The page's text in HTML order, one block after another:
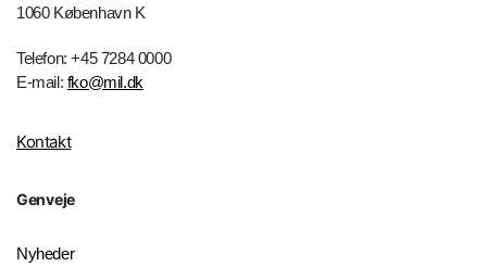
1060 København K
Telefon: +45 7284 0000
E-mail: fko@mil.dk
Kontakt
Genveje
Nyheder